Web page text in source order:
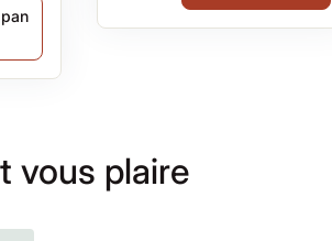
vous plaire